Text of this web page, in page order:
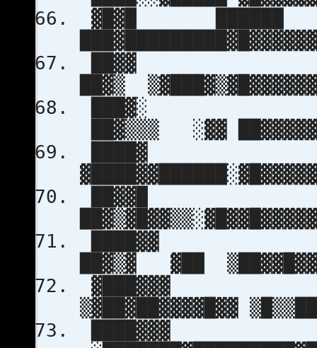
▓█▓█
██▓▒
██▓▒▒▒ ░▓▓
██▓▒▓ ▓██
▒▓██▓██▓▓▓▓█▓▓
████▓▓▓